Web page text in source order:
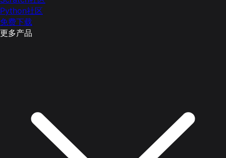
Python社区
免费下载
更多产品